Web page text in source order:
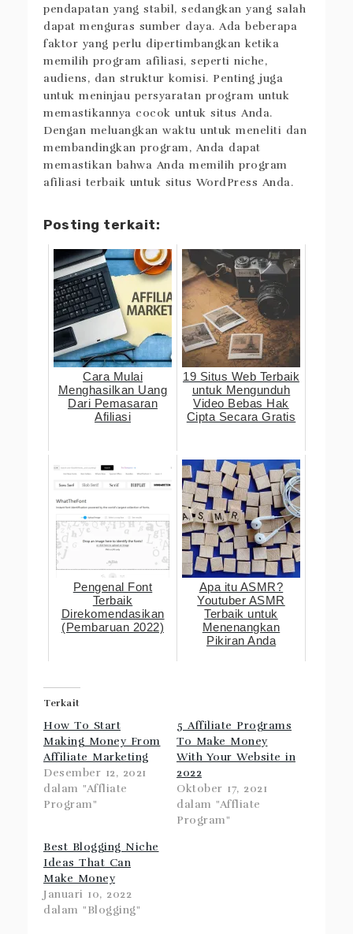
pendapatan yang stabil, sedangkan yang salah
dapat menguras sumber daya. Ada beberapa
faktor yang perlu dipertimbangkan ketika
memilih program afiliasi, seperti niche,
audiens, dan struktur komisi. Penting juga
untuk meninjau persyaratan program untuk
memastikannya cocok untuk situs Anda.
Dengan meluangkan waktu untuk meneliti dan
membandingkan program, Anda dapat
memastikan bahwa Anda memilih program
afiliasi terbaik untuk situs WordPress Anda.
Posting terkait:
Cara Mulai
Menghasilkan Uang
Dari Pemasaran
Afiliasi
19 Situs Web Terbaik
untuk Mengunduh
Video Bebas Hak
Cipta Secara Gratis
Pengenal Font
Terbaik
Direkomendasikan
(Pembaruan 2022)
Apa itu ASMR?
Youtuber ASMR
Terbaik untuk
Menenangkan
Pikiran Anda
Terkait
How To Start
Making Money From
Affiliate Marketing
Desember 12, 2021
dalam "Affliate
Program"
5 Affiliate Programs
To Make Money
With Your Website in
2022
Oktober 17, 2021
dalam "Affliate
Program"
Best Blogging Niche
Ideas That Can
Make Money
Januari 10, 2022
dalam "Blogging"